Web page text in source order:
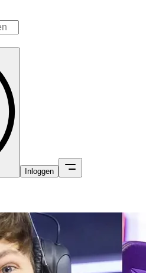
Inloggen